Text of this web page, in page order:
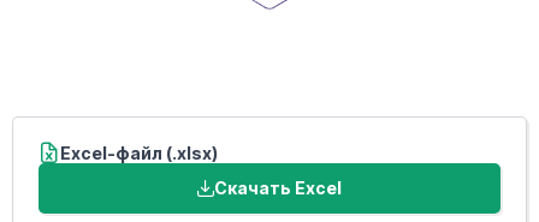
Excel-файл (.xlsx)
Скачать Excel